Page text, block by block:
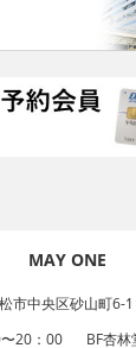
MAY ONE
市中央区砂山町6-1
20：00
BF杏